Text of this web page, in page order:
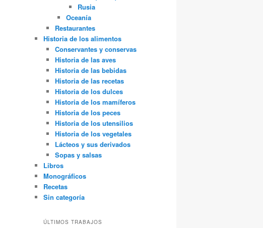
Rusia
Oceanía
Restaurantes
Historia de los alimentos
Conservantes y conservas
Historia de las aves
Historia de las bebidas
Historia de las recetas
Historia de los dulces
Historia de los mamíferos
Historia de los peces
Historia de los utensilios
Historia de los vegetales
Lácteos y sus derivados
Sopas y salsas
Libros
Monográficos
Recetas
Sin categoría
ÚLTIMOS TRABAJOS